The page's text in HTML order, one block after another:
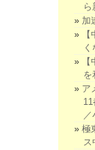
加
く
を
ア
／
極
ス